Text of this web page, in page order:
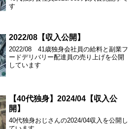
す
2022/08【収入公開】
2022/08 41歳独身会社員の給料と副業フ
ードデリバリー配達員の売り上げを公開
しています
【40代独身】2024/04【収入公
開】
40代独身おじさんの2024/04収入を公開し